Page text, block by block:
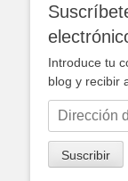
Introduce tu
blog y recibir
Dirección
correo
electrónico
Suscribir